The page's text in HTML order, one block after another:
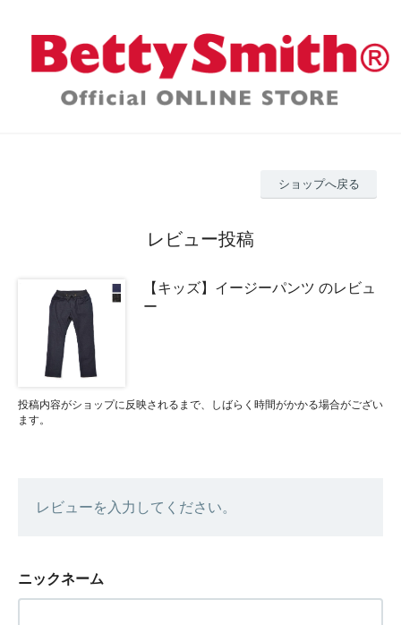
ショップへ戻る
レビュー投稿
【キッズ】イージーパンツ のレビュ
ー
投稿内容がショップに反映されるまで、しばらく時間がかかる場合がござい
ます。
レビューを入力してください。
ニックネーム